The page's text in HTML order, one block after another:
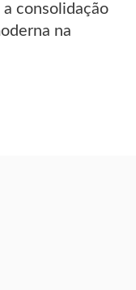
consolidação
na